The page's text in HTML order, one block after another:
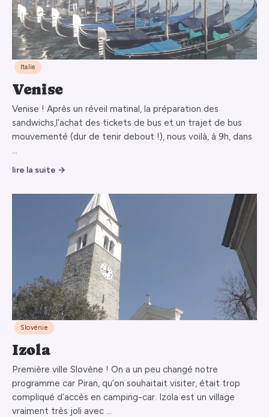
Italie
Venise
Venise ! Après un réveil matinal, la préparation des
sandwichs,l’achat des tickets de bus et un trajet de bus
mouvementé (dur de tenir debout !), nous voilà, à 9h, dans
…
lire la suite →
Slovénie
Izola
Première ville Slovène ! On a un peu changé notre
programme car Piran, qu’on souhaitait visiter, était trop
compliqué d’accès en camping-car. Izola est un village
vraiment très joli avec …